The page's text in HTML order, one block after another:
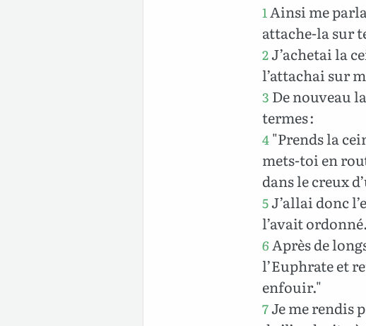
1Ainsi me
attache-la sur
2J’achetai la
l’attachai sur
3 De nouveau
termes :
4"Prends la
mets-toi en
dans le creux
5J’allai donc
l’avait ordonné.
6Après de
l’Euphrate et
enfouir."
7Je me rendis